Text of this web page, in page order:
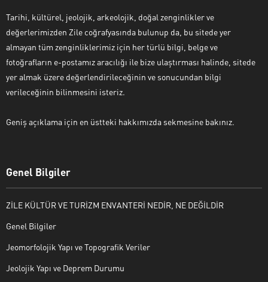
Tarihi, kültürel, jeolojik, arkeolojik, doğal zenginlikler ve
değerlerimizden Zile coğrafyasında bulunup da, bu sitede yer
almayan tüm zenginliklerimiz için her türlü bilgi, belge ve
fotoğrafların e-postamız aracılığı ile bize ulaştırması halinde, sitede
yer almak üzere değerlendirileceğinin ve sonucundan bilgi
verileceğinin bilinmesini isteriz.
Geniş açıklama için en üstteki hakkımızda sekmesine bakınız.
Genel Bilgiler
ZİLE KÜLTÜR VE TURİZM ENVANTERİ NEDİR, NE DEĞİLDİR
Genel Bilgiler
Jeomorfolojik Yapı ve Topografik Veriler
Jeolojik Yapı ve Deprem Durumu